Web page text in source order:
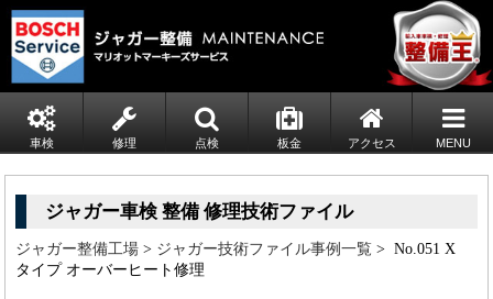
車検 修理 点検 板金 アクセス MENU
ジャガー車検 整備 修理技術ファイル
ジャガー整備工場 > ジャガー技術ファイル事例一覧 > No.051 X
タイプ オーバーヒート修理